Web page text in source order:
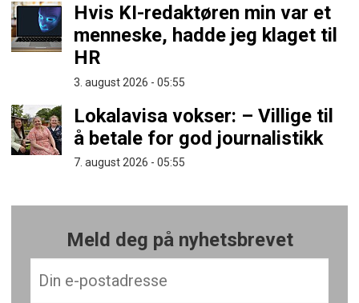
Hvis KI-redaktøren min var et
menneske, hadde jeg klaget til
HR
3. august 2026 - 05:55
Lokalavisa vokser: – Villige til
å betale for god journalistikk
7. august 2026 - 05:55
Meld deg på nyhetsbrevet